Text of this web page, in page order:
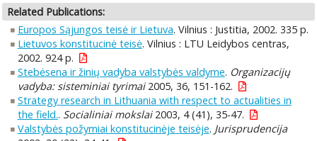
Related Publications:
Europos Sąjungos teisė ir Lietuva. Vilnius : Justitia, 2002. 335 p.
Lietuvos konstitucinė teisė. Vilnius : LTU Leidybos centras,
2002. 924 p.
Stebėsena ir žinių vadyba valstybės valdyme. Organizacijų
vadyba: sisteminiai tyrimai2005, 36, 151-162.
Strategy research in Lithuania with respect to actualities in
the field.. Socialiniai mokslai2003, 4 (41), 35-47.
Valstybės požymiai konstitucinėje teisėje. Jurisprudencija